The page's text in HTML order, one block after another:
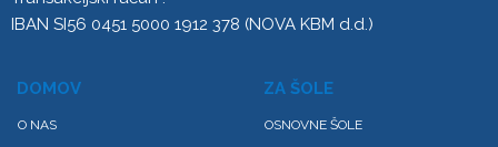
IBAN SI56 0451 5000 1912 378 (NOVA KBM d.d.)
DOMOV
O NAS
ZA ŠOLE
OSNOVNE ŠOLE